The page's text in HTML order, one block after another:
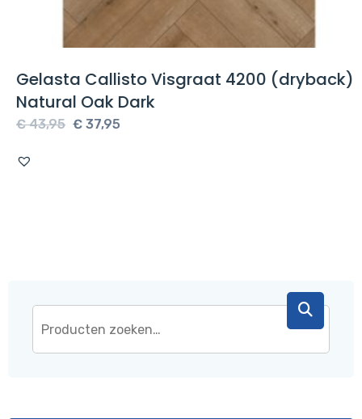
Gelasta Callisto Visgraat 4200 (dryback)
Natural Oak Dark
€43,95 Oorspronkelijke
€37,95Huidige